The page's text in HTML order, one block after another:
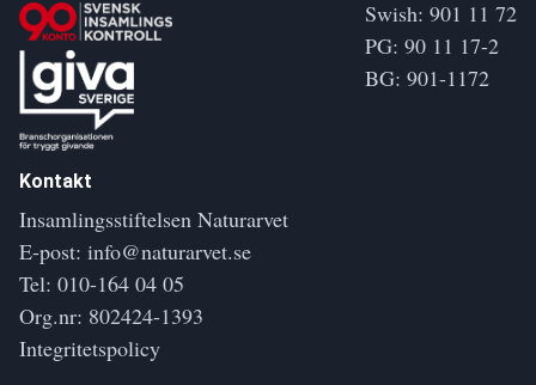
Swish: 901 11 72
PG: 90 11 17-2
BG: 901-1172
Kontakt
Insamlingsstiftelsen Naturarvet
E-post: info@naturarvet.se
Tel: 010-164 04 05
Org.nr: 802424-1393
Integritetspolicy